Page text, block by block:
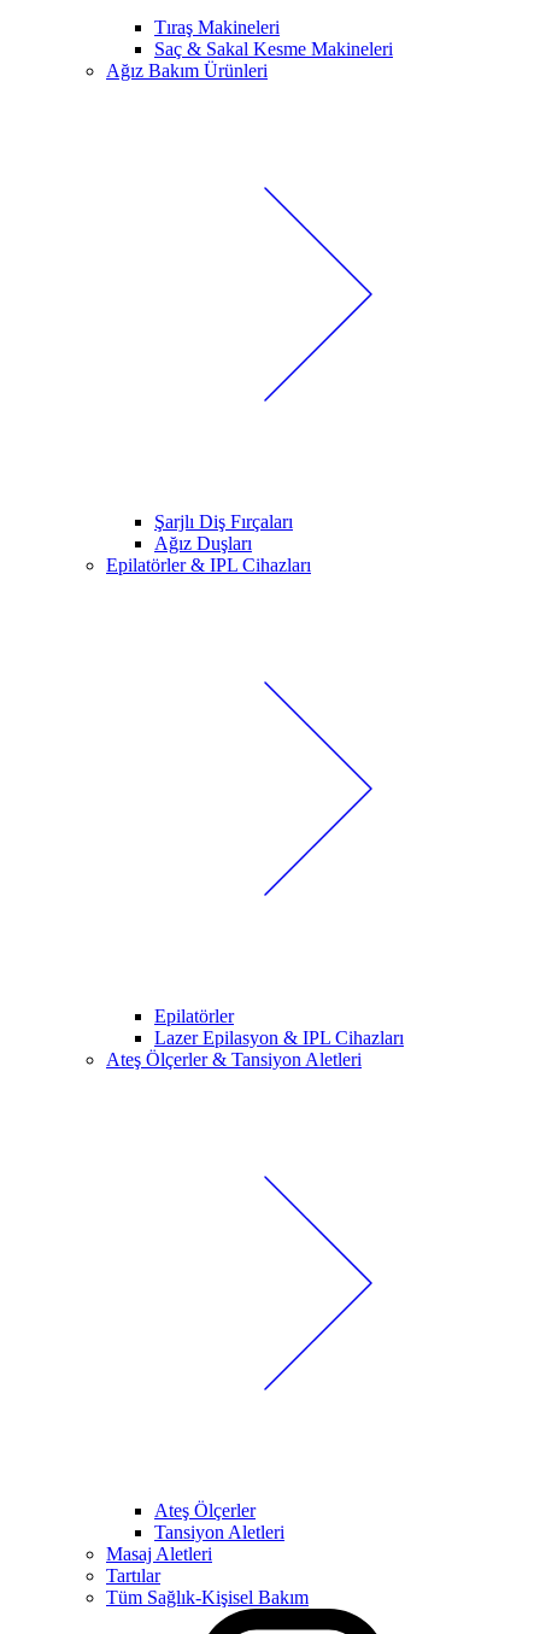
Tıraş Makineleri
Saç & Sakal Kesme Makineleri
Ağız Bakım Ürünleri
Şarjlı Diş Fırçaları
Ağız Duşları
Epilatörler & IPL Cihazları
Epilatörler
Lazer Epilasyon & IPL Cihazları
Ateş Ölçerler & Tansiyon Aletleri
Ateş Ölçerler
Tansiyon Aletleri
Masaj Aletleri
Tartılar
Tüm Sağlık-Kişisel Bakım